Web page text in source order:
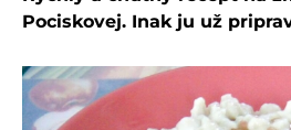
Pociskovej. Inak ju už